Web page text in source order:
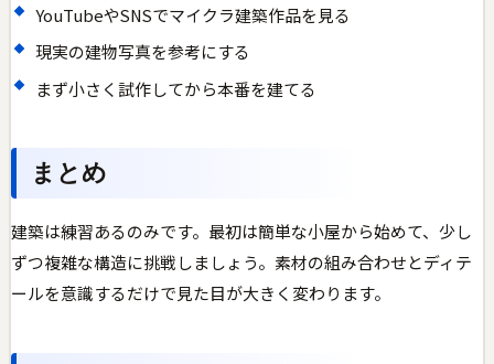
YouTubeやSNSでマイクラ建築作品を見る
現実の建物写真を参考にする
まず小さく試作してから本番を建てる
まとめ
建築は練習あるのみです。最初は簡単な小屋から始めて、少し
ずつ複雑な構造に挑戦しましょう。素材の組み合わせとディテ
ールを意識するだけで見た目が大きく変わります。